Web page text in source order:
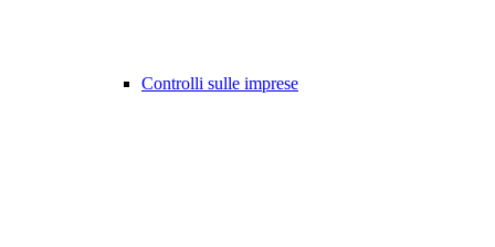
Controlli sulle imprese